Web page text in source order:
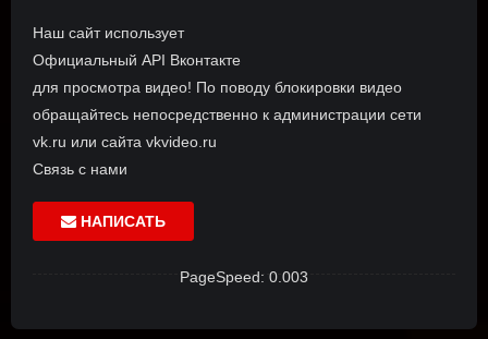
Наш сайт использует
Официальный API Вконтакте
для просмотра видео! По поводу блокировки видео
обращайтесь непосредственно к администрации сети
vk.ru или сайта vkvideo.ru
Связь с нами
НАПИСАТЬ
PageSpeed: 0.003